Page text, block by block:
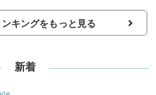
キングをもっと見る
新着